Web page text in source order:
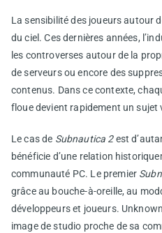
La sensibilité des joueurs autour
du ciel. Ces dernières années,
les controverses autour de la
de serveurs ou encore des
contenus. Dans ce contexte,
floue devient rapidement un sujet
Le cas de Subnautica 2est
bénéficie d’une relation
communauté PC. Le premier
grâce au bouche-à-oreille, au
développeurs et joueurs.
image de studio proche de sa